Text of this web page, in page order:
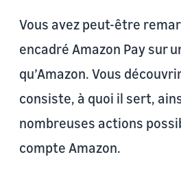
Vous avez peut-être
encadré Amazon Pay sur
qu’Amazon. Vous
consiste, à quoi il sert,
nombreuses actions
compte Amazon.